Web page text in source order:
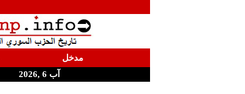
مدخل
آب 6 ,2026